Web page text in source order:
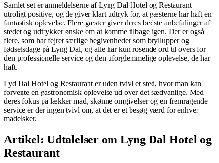
Samlet set er anmeldelserne af Lyng Dal Hotel og Restaurant
utroligt positive, og de giver klart udtryk for, at gæsterne har haft en
fantastisk oplevelse. Flere gæster giver deres bedste anbefalinger af
stedet og udtrykker ønske om at komme tilbage igen. Der er også
flere, som har fejret særlige begivenheder som bryllupper og
fødselsdage på Lyng Dal, og alle har kun rosende ord til overs for
den professionelle service og den uforglemmelige oplevelse, de har
haft.
Lyd Dal Hotel og Restaurant er uden tvivl et sted, hvor man kan
forvente en gastronomisk oplevelse ud over det sædvanlige. Med
deres fokus på lækker mad, skønne omgivelser og en fremragende
service er der ingen tvivl om, at det er et besøg værd for enhver
madelsker.
Artikel: Udtalelser om Lyng Dal Hotel og
Restaurant